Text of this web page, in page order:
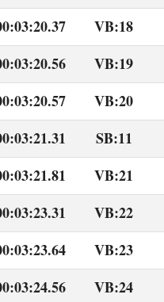
VB:18
VB:19
VB:20
SB:11
VB:21
VB:22
VB:23
VB:24